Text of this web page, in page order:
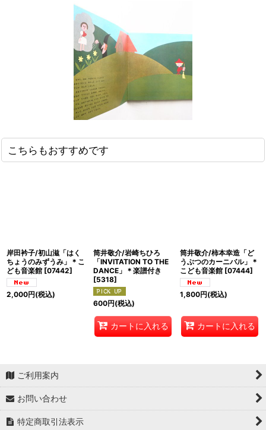
こちらもおすすめです
岸田衿子/初山滋「はく
ちょうのみずうみ」＊こ
ども音楽館 [07442]
2,000円(税込)
筒井敬介/岩崎ちひろ
「INVITATION TO THE
DANCE」＊楽譜付き
[5318]
600円(税込)
カートに入れる
筒井敬介/柿本幸造「ど
うぶつのカーニバル」＊
こども音楽館 [07444]
1,800円(税込)
カートに入れる
ご利用案内
お問い合わせ
特定商取引法表示